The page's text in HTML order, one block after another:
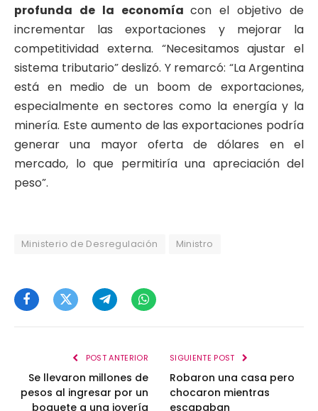
profunda de la economíacon el objetivo de
incrementar las exportaciones y mejorar la
competitividad externa. “Necesitamos ajustar el
sistema tributario” deslizó. Y remarcó: “La Argentina
está en medio de un boom de exportaciones,
especialmente en sectores como la energía y la
minería. Este aumento de las exportaciones podría
generar una mayor oferta de dólares en el
mercado, lo que permitiría una apreciación del
peso”.
Ministerio de Desregulación Ministro
FacebookTwitterTelegramWhatsApp
POST ANTERIOR
Se llevaron millones de
pesos al ingresar por un
boquete a una joyería
SIGUIENTE POST
Robaron una casa pero
chocaron mientras
escapaban